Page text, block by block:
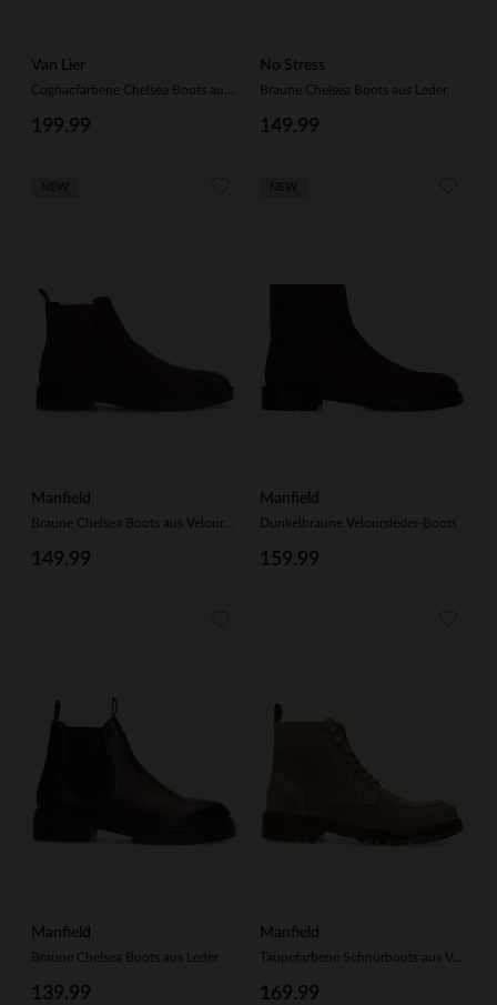
Van Lier
199.99
No Stress
Braune Chelsea Boots aus Leder
149.99
Manfield
149.99
Manfield
Dunkelbraune Veloursleder-Boots
159.99
Manfield
Braune Chelsea Boots aus Leder
139.99
Manfield
Taupefarbene Schnürboots aus Veloursleder
169.99